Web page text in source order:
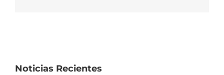
Noticias Recientes